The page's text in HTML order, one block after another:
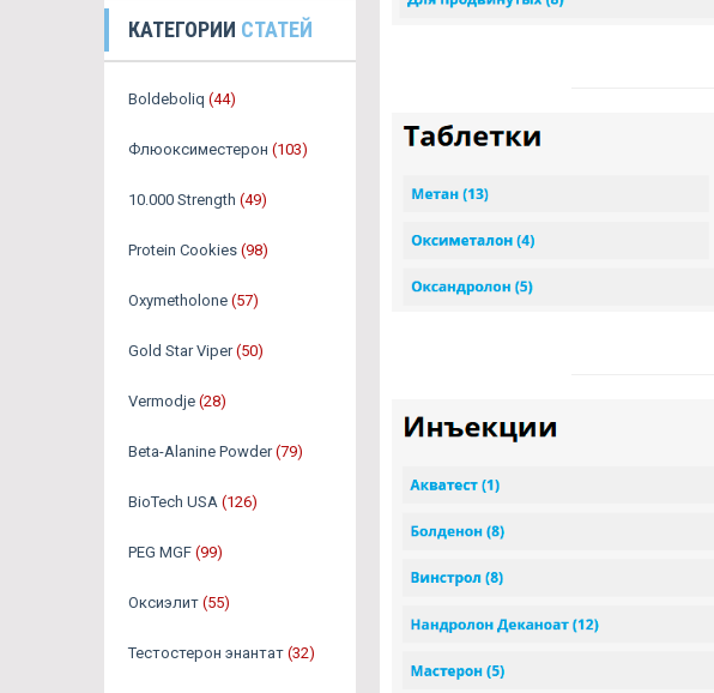
КАТЕГОРИИ СТАТЕЙ
Boldeboliq (44)
Флюоксиместерон (103)
10.000 Strength (49)
Protein Cookies (98)
Oxymetholone (57)
Gold Star Viper (50)
Vermodje (28)
Beta-Alanine Powder (79)
BioTech USA (126)
PEG MGF (99)
Оксиэлит (55)
Тестостерон энантат (32)